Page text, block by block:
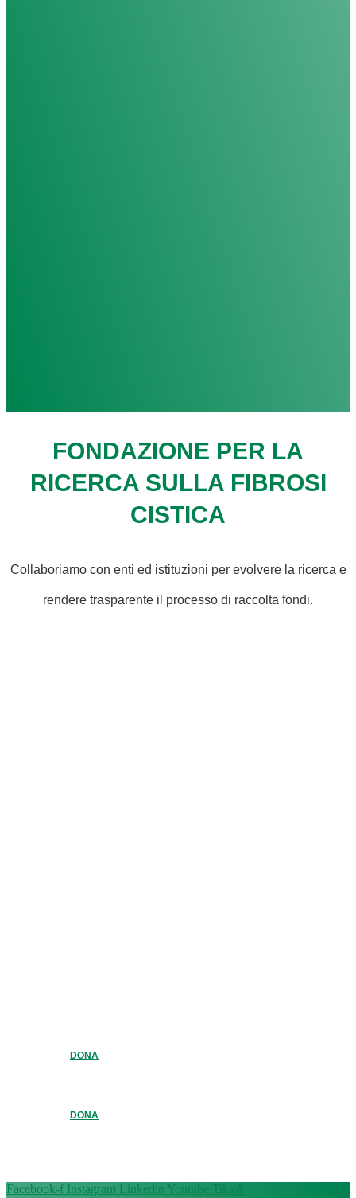
FONDAZIONE PER LA
RICERCA SULLA FIBROSI
CISTICA
Collaboriamo con enti ed istituzioni per evolvere la ricerca e
rendere trasparente il processo di raccolta fondi.
DONA
DONA
Facebook-f Instagram Linkedin Youtube Tiktok